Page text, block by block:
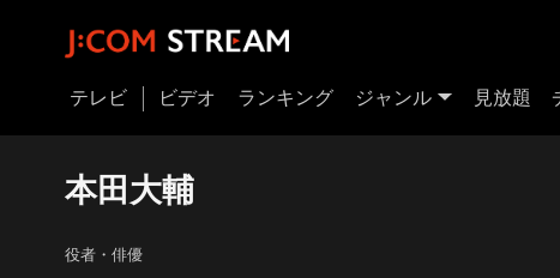
テレビ ビデオ ランキング ジャンル 見放題
本田大輔
役者・俳優